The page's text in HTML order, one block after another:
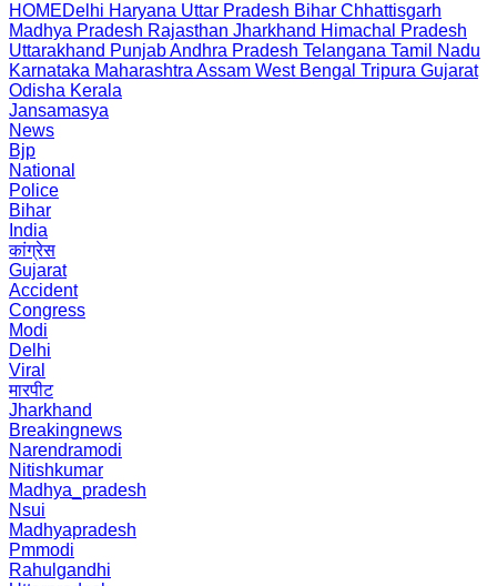
HOMEDelhi Haryana Uttar Pradesh Bihar Chhattisgarh
Madhya Pradesh Rajasthan Jharkhand Himachal Pradesh
Uttarakhand PunjabAndhra Pradesh Telangana Tamil Nadu
Karnataka Maharashtra Assam West Bengal Tripura Gujarat
Odisha Kerala
Jansamasya
News
Bjp
National
Police
Bihar
India
कांग्रेस
Gujarat
Accident
Congress
Modi
Delhi
Viral
मारपीट
Jharkhand
Breakingnews
Narendramodi
Nitishkumar
Madhya_pradesh
Nsui
Madhyapradesh
Pmmodi
Rahulgandhi